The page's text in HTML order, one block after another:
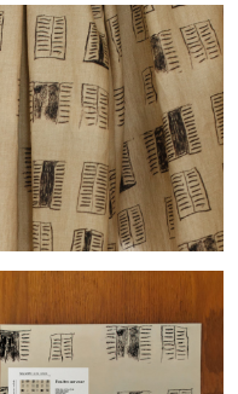
Oval Fenêtre sur cour
Fenêtre sur cour